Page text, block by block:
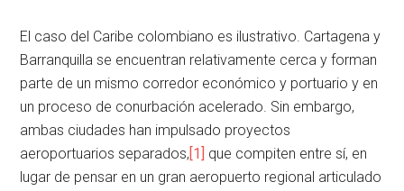
El caso del Caribe colombiano es ilustrativo. Cartagena y
Barranquilla se encuentran relativamente cerca y forman
parte de un mismo corredor económico y portuario y en
un proceso de conurbación acelerado. Sin embargo,
ambas ciudades han impulsado proyectos
aeroportuarios separados,[1] que compiten entre sí, en
lugar de pensar en un gran aeropuerto regional articulado